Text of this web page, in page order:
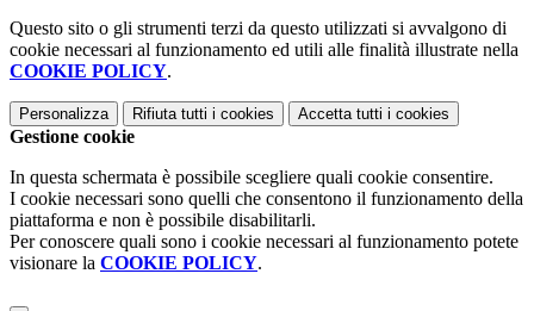
Questo sito o gli strumenti terzi da questo utilizzati si avvalgono di
cookie necessari al funzionamento ed utili alle finalità illustrate nella
COOKIE POLICY.
Personalizza Rifiuta tutti i cookies Accetta tutti i cookies
Gestione cookie
In questa schermata è possibile scegliere quali cookie consentire.
I cookie necessari sono quelli che consentono il funzionamento della
piattaforma e non è possibile disabilitarli.
Per conoscere quali sono i cookie necessari al funzionamento potete
visionare la COOKIE POLICY.